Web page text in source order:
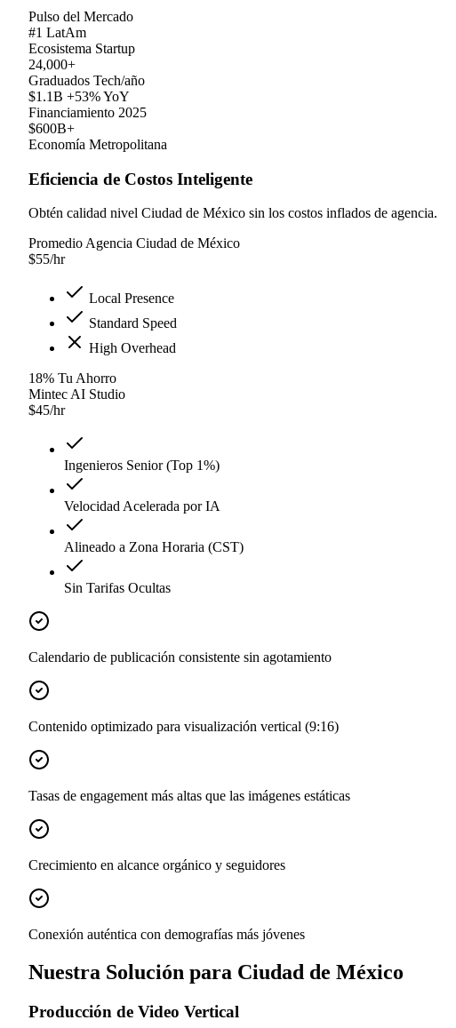
Pulso del Mercado
#1 LatAm
Ecosistema Startup
24,000+
Graduados Tech/año
$1.1B +53% YoY
Financiamiento 2025
$600B+
Economía Metropolitana
Eficiencia de Costos Inteligente
Obtén calidad nivel Ciudad de México sin los costos inflados de agencia.
Promedio Agencia Ciudad de México
$55/hr
Local Presence
Standard Speed
High Overhead
18% Tu Ahorro
Mintec AI Studio
$45/hr
Ingenieros Senior (Top 1%)
Velocidad Acelerada por IA
Alineado a Zona Horaria (CST)
Sin Tarifas Ocultas
Calendario de publicación consistente sin agotamiento
Contenido optimizado para visualización vertical (9:16)
Tasas de engagement más altas que las imágenes estáticas
Crecimiento en alcance orgánico y seguidores
Conexión auténtica con demografías más jóvenes
Nuestra Solución para Ciudad de México
Producción de Video Vertical